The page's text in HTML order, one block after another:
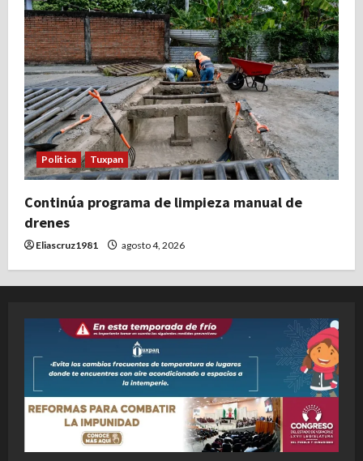
Politica Tuxpan
Continúa programa de limpieza manual de
drenes
Eliascruz1981 agosto 4, 2026